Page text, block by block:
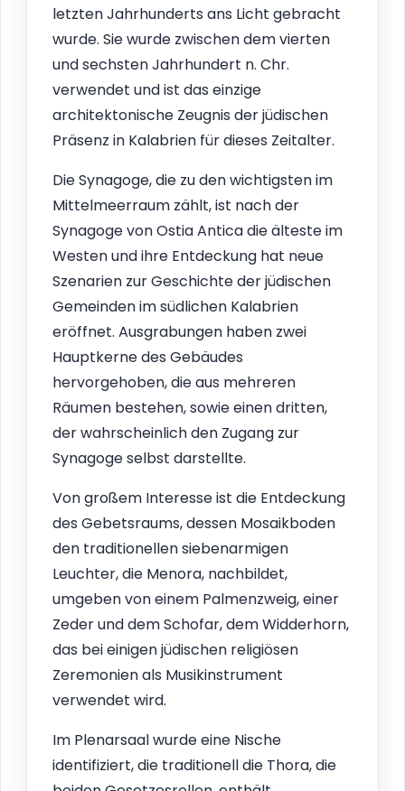
letzten Jahrhunderts ans Licht gebracht
wurde. Sie wurde zwischen dem vierten
und sechsten Jahrhundert n. Chr.
verwendet und ist das einzige
architektonische Zeugnis der jüdischen
Präsenz in Kalabrien für dieses Zeitalter.
Die Synagoge, die zu den wichtigsten im
Mittelmeerraum zählt, ist nach der
Synagoge von Ostia Antica die älteste im
Westen und ihre Entdeckung hat neue
Szenarien zur Geschichte der jüdischen
Gemeinden im südlichen Kalabrien
eröffnet. Ausgrabungen haben zwei
Hauptkerne des Gebäudes
hervorgehoben, die aus mehreren
Räumen bestehen, sowie einen dritten,
der wahrscheinlich den Zugang zur
Synagoge selbst darstellte.
Von großem Interesse ist die Entdeckung
des Gebetsraums, dessen Mosaikboden
den traditionellen siebenarmigen
Leuchter, die Menora, nachbildet,
umgeben von einem Palmenzweig, einer
Zeder und dem Schofar, dem Widderhorn,
das bei einigen jüdischen religiösen
Zeremonien als Musikinstrument
verwendet wird.
Im Plenarsaal wurde eine Nische
identifiziert, die traditionell die Thora, die